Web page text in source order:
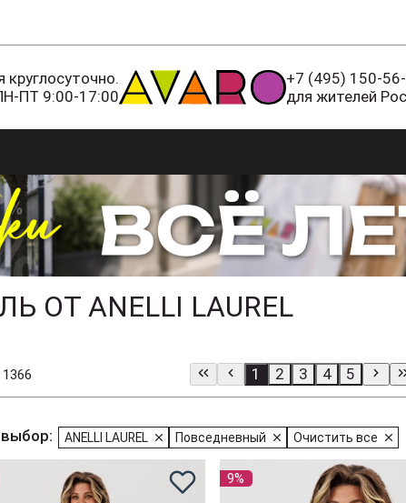
ПТ 9:00-17:00
+7 (495) 150-
для жителей
ANELLI LAUREL
1 2 3 4 5
ANELLI LAUREL Повседневный Очистить все
9%